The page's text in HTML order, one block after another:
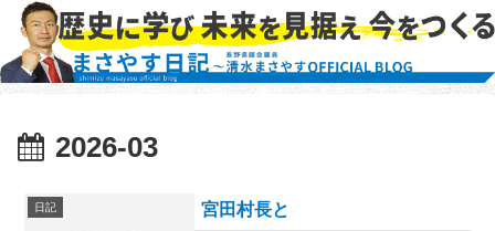
2026-03
日記 宮田村長と